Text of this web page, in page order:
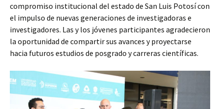
compromiso institucional del estado de San Luis Potosí con
el impulso de nuevas generaciones de investigadoras e
investigadores. Las y los jóvenes participantes agradecieron
la oportunidad de compartir sus avances y proyectarse
hacia futuros estudios de posgrado y carreras científicas.